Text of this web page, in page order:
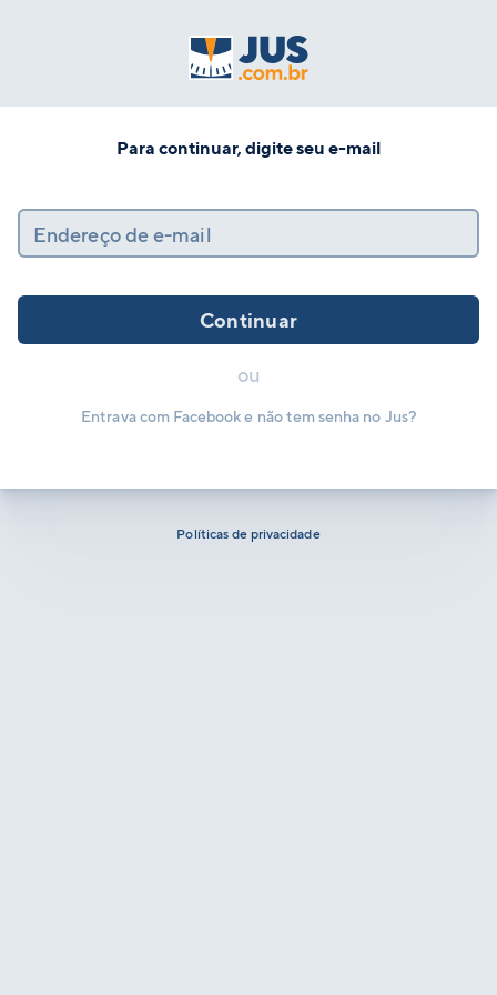
Para continuar, digite seu e-mail
Endereço de e-mail
Continuar
ou
Entrava com Facebook e não tem senha no Jus?
Políticas de privacidade